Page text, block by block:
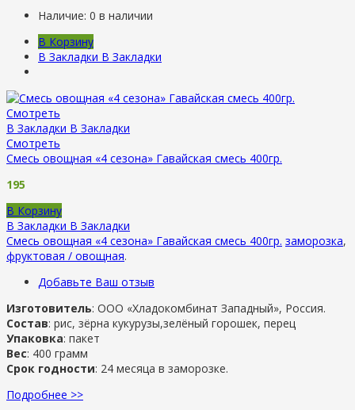
Наличие: 0 в наличии
В Корзину
В Закладки В Закладки
Смотреть
В Закладки В Закладки
Смотреть
Смесь овощная «4 сезона» Гавайская смесь 400гр.
195
В Корзину
В Закладки В Закладки
Смесь овощная «4 сезона» Гавайская смесь 400гр. заморозка,
фруктовая / овощная.
Добавьте Ваш отзыв
Изготовитель: ООО «Хладокомбинат Западный», Россия.
Состав: рис, зёрна кукурузы,зелёный горошек, перец
Упаковка: пакет
Вес: 400 грамм
Срок годности: 24 месяца в заморозке.
Подробнее >>